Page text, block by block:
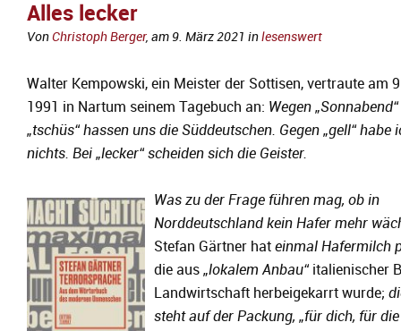
Alles lecker
VonChristoph Berger, am 9. März 2021 inlesenswert
Walter Kempowski, ein Meister der Sottisen, vertraute am
1991 in Nartum seinem Tagebuch an: Wegen
„tschüs“ hassen uns die Süddeutschen. Gegen „gell“ habe
nichts. Bei „lecker“ scheiden sich die Geister.
Was zu der Frage führen mag, ob in
Norddeutschland kein Hafer mehr
Stefan Gärtner hat einmal Hafermilch
die aus „lokalem Anbau“ italienischer
Landwirtschaft herbeigekarrt wurde;
steht auf der Packung, „für dich, für die